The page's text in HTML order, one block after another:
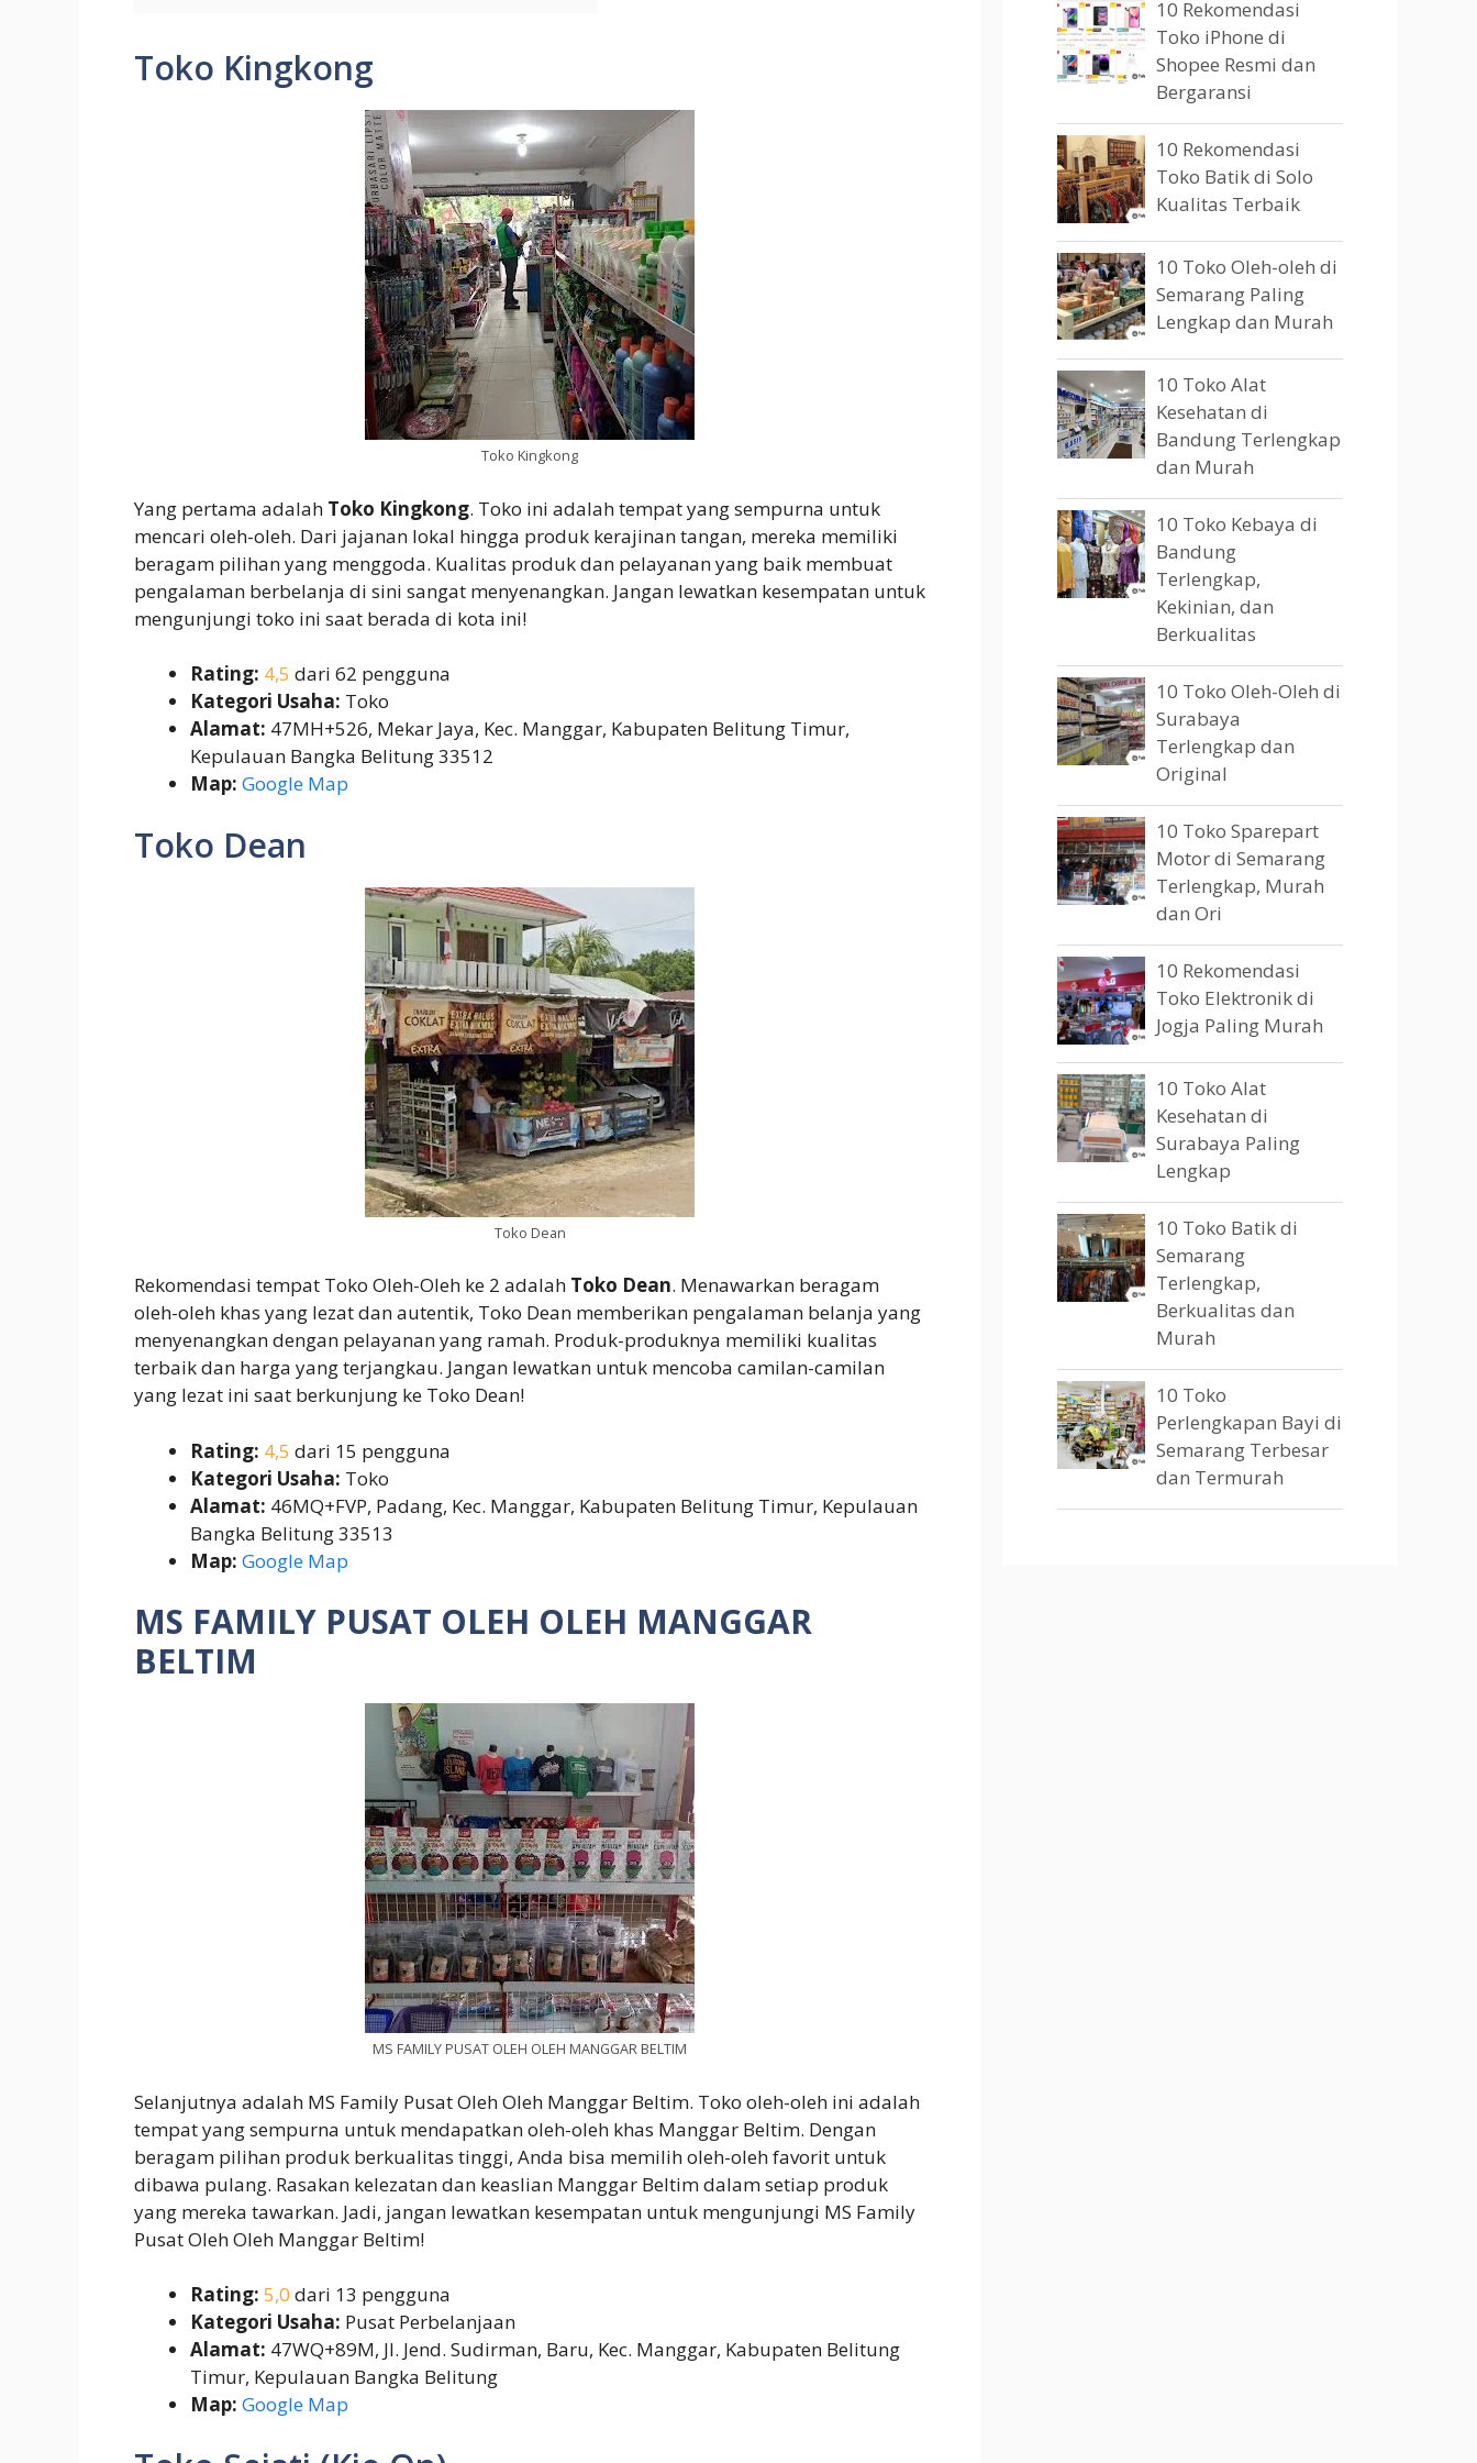
Toko Kingkong
Toko Kingkong
Yang pertama adalah Toko Kingkong. Toko ini adalah tempat yang sempurna untuk
mencari oleh-oleh. Dari jajanan lokal hingga produk kerajinan tangan, mereka memiliki
beragam pilihan yang menggoda. Kualitas produk dan pelayanan yang baik membuat
pengalaman berbelanja di sini sangat menyenangkan. Jangan lewatkan kesempatan untuk
mengunjungi toko ini saat berada di kota ini!
Rating: 4,5 dari 62 pengguna
Kategori Usaha: Toko
Alamat: 47MH+526, Mekar Jaya, Kec. Manggar, Kabupaten Belitung Timur,
Kepulauan Bangka Belitung 33512
Map: Google Map
Toko Dean
Toko Dean
Rekomendasi tempat Toko Oleh-Oleh ke 2 adalah Toko Dean. Menawarkan beragam
oleh-oleh khas yang lezat dan autentik, Toko Dean memberikan pengalaman belanja yang
menyenangkan dengan pelayanan yang ramah. Produk-produknya memiliki kualitas
terbaik dan harga yang terjangkau. Jangan lewatkan untuk mencoba camilan-camilan
yang lezat ini saat berkunjung ke Toko Dean!
Rating: 4,5 dari 15 pengguna
Kategori Usaha: Toko
Alamat: 46MQ+FVP, Padang, Kec. Manggar, Kabupaten Belitung Timur, Kepulauan
Bangka Belitung 33513
Map: Google Map
MS FAMILY PUSAT OLEH OLEH MANGGAR
BELTIM
MS FAMILY PUSAT OLEH OLEH MANGGAR BELTIM
Selanjutnya adalah MS Family Pusat Oleh Oleh Manggar Beltim. Toko oleh-oleh ini adalah
tempat yang sempurna untuk mendapatkan oleh-oleh khas Manggar Beltim. Dengan
beragam pilihan produk berkualitas tinggi, Anda bisa memilih oleh-oleh favorit untuk
dibawa pulang. Rasakan kelezatan dan keaslian Manggar Beltim dalam setiap produk
yang mereka tawarkan. Jadi, jangan lewatkan kesempatan untuk mengunjungi MS Family
Pusat Oleh Oleh Manggar Beltim!
Rating: 5,0 dari 13 pengguna
Kategori Usaha: Pusat Perbelanjaan
Alamat: 47WQ+89M, Jl. Jend. Sudirman, Baru, Kec. Manggar, Kabupaten Belitung
Timur, Kepulauan Bangka Belitung
Map: Google Map
10 Rekomendasi
Toko iPhone di
Shopee Resmi dan
Bergaransi
10 Rekomendasi
Toko Batik di Solo
Kualitas Terbaik
10 Toko Oleh-oleh di
Semarang Paling
Lengkap dan Murah
10 Toko Alat
Kesehatan di
Bandung Terlengkap
dan Murah
10 Toko Kebaya di
Bandung
Terlengkap,
Kekinian, dan
Berkualitas
10 Toko Oleh-Oleh di
Surabaya
Terlengkap dan
Original
10 Toko Sparepart
Motor di Semarang
Terlengkap, Murah
dan Ori
10 Rekomendasi
Toko Elektronik di
Jogja Paling Murah
10 Toko Alat
Kesehatan di
Surabaya Paling
Lengkap
10 Toko Batik di
Semarang
Terlengkap,
Berkualitas dan
Murah
10 Toko
Perlengkapan Bayi di
Semarang Terbesar
dan Termurah